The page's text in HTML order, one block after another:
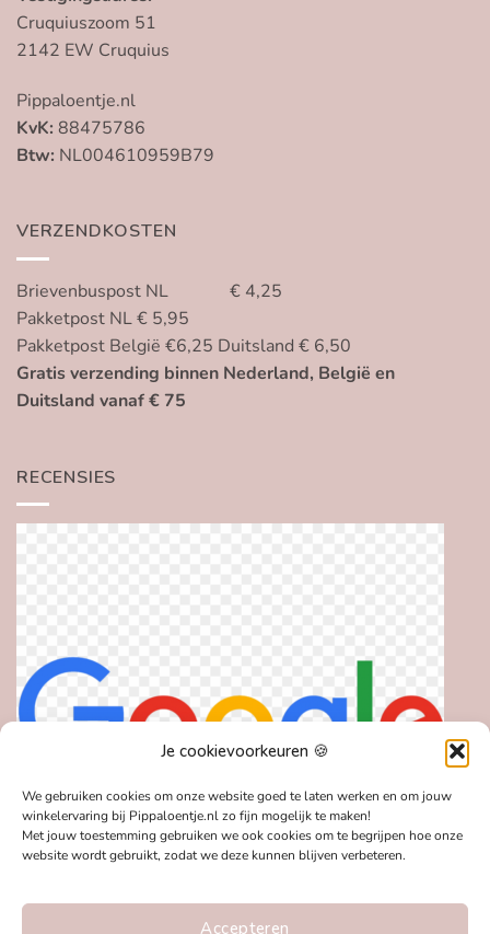
Je cookievoorkeuren 🍪
We gebruiken cookies om onze website goed te laten werken en om jouw
winkelervaring bij Pippaloentje.nl zo fijn mogelijk te maken!
Met jouw toestemming gebruiken we ook cookies om te begrijpen hoe onze
website wordt gebruikt, zodat we deze kunnen blijven verbeteren.
Accepteren
Cruquiuszoom 51
2142 EW Cruquius
Pippaloentje.nl
KvK: 88475786
Btw: NL004610959B79
VERZENDKOSTEN
Brievenbuspost NL € 4,25
Pakketpost NL € 5,95
Pakketpost België €6,25 Duitsland € 6,50
Gratis verzending binnen Nederland, België en
Duitsland vanaf € 75
RECENSIES